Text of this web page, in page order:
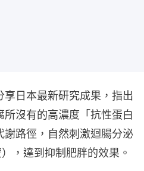
日本最新研究成果，指出
所沒有的高濃度「抗性蛋白
路徑，自然刺激迴腸分泌
，達到抑制肥胖的效果。